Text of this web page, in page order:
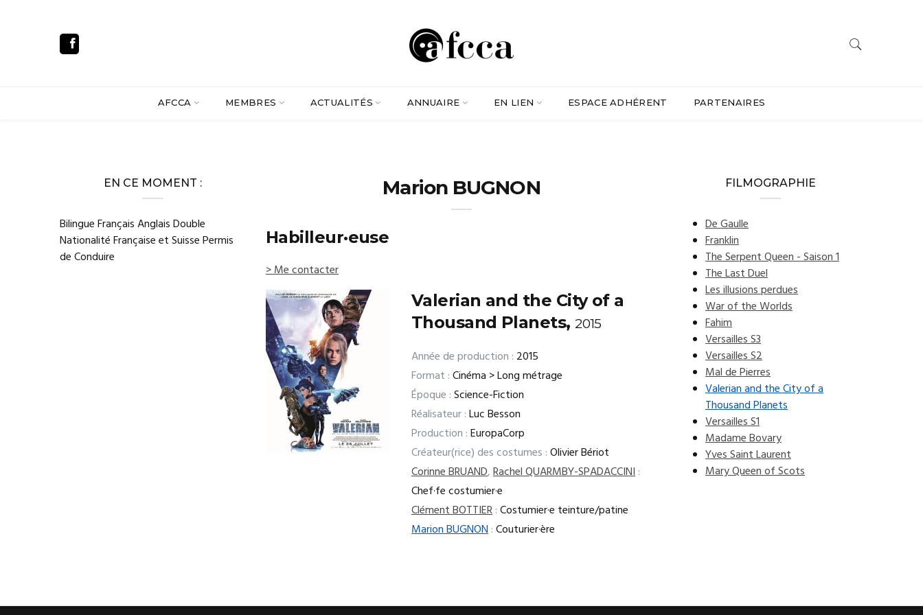
AFCCA MEMBRES ACTUALITÉS ANNUAIRE EN LIEN ESPACE ADHÉRENT PARTENAIRES
Marion BUGNON
Habilleur·euse
> Me contacter
Valerian and the City of a
Thousand Planets,2015
Année de production : 2015
Format :Cinéma > Long métrage
Époque :Science-Fiction
Réalisateur :Luc Besson
Production :EuropaCorp
Créateur(rice) des costumes :Olivier Bériot
Corinne BRUAND,Rachel QUARMBY-SPADACCINI:
Chef·fe costumier·e
Clément BOTTIER:Costumier·e teinture/patine
Marion BUGNON:Couturier·ère
EN CE MOMENT :
Bilingue Français Anglais Double
Nationalité Française et Suisse Permis
de Conduire
FILMOGRAPHIE
De Gaulle
Franklin
The Serpent Queen - Saison 1
The Last Duel
Les illusions perdues
War of the Worlds
Fahim
Versailles S3
Versailles S2
Mal de Pierres
Valerian and the City of a
Thousand Planets
Versailles S1
Madame Bovary
Yves Saint Laurent
Mary Queen of Scots